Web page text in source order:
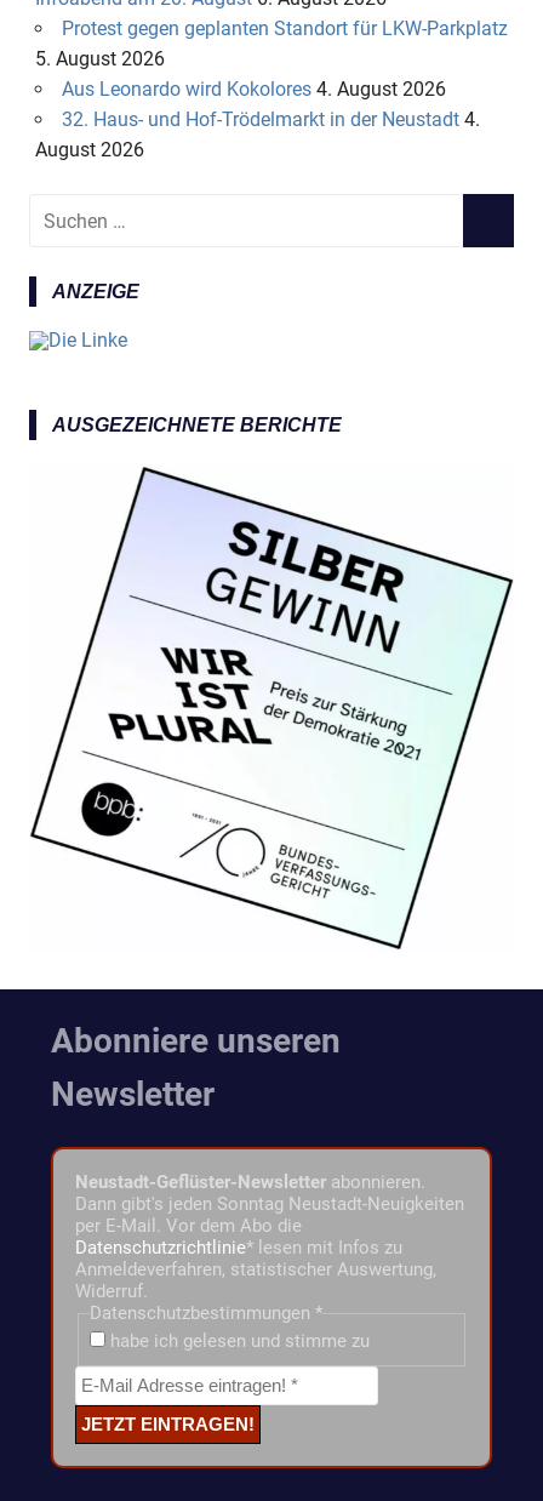
Protest gegen geplanten Standort für LKW-Parkplatz
5. August 2026
Aus Leonardo wird Kokolores 4. August 2026
32. Haus- und Hof-Trödelmarkt in der Neustadt 4.
August 2026
e
ANZEIGE
AUSGEZEICHNETE BERICHTE
Abonniere unseren
Newsletter
Neustadt-Geflüster-Newsletter abonnieren.
Dann gibt's jeden Sonntag Neustadt-Neuigkeiten
per E-Mail. Vor dem Abo die
Datenschutzrichtlinie* lesen mit Infos zu
Anmeldeverfahren, statistischer Auswertung,
Widerruf.
Datenschutzbestimmungen *
habe ich gelesen und stimme zu